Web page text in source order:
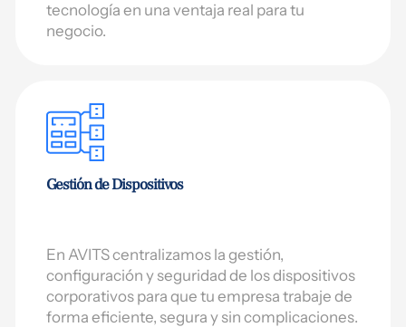
tecnología en una ventaja real para tu
negocio.
Gestión de Dispositivos
En AVITS centralizamos la gestión,
configuración y seguridad de los dispositivos
corporativos para que tu empresa trabaje de
forma eficiente, segura y sin complicaciones.